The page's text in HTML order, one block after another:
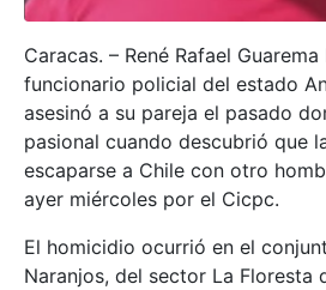
Caracas. – René Rafael
funcionario policial del estado
asesinó a su pareja el pasado
pasional cuando descubrió que
escaparse a Chile con otro
ayer miércoles por el Cicpc.
El homicidio ocurrió en el
Naranjos, del sector La Floresta